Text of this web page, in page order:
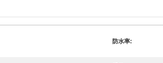
防水率: